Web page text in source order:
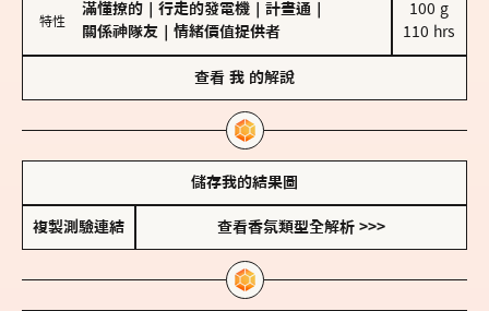
特性
滿懂撩的 行走的發電機 計畫通
關係神隊友
情緒價值提供者
100 g
110 hrs
查看 我 的解說
儲存我的結果圖
複製測驗連結 查看香氛類型全解析 >>>